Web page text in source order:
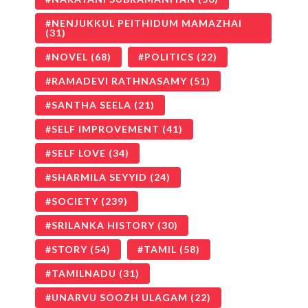
NENJUKKUL PEITHIDUM MAMAZHAI
(31)
NOVEL (68) POLITICS (22)
RAMADEVI RATHNASAMY (51)
SANTHA SEELA (21)
SELF IMPROVEMENT (41)
SELF LOVE (34)
SHARMILA SEYYID (24)
SOCIETY (239)
SRILANKA HISTORY (30)
STORY (54) TAMIL (58)
TAMILNADU (31)
UNARVU SOOZH ULAGAM (22)